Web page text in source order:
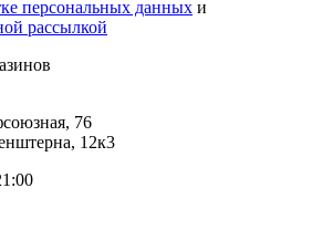
персональных данных и
рассылкой
76
12к3